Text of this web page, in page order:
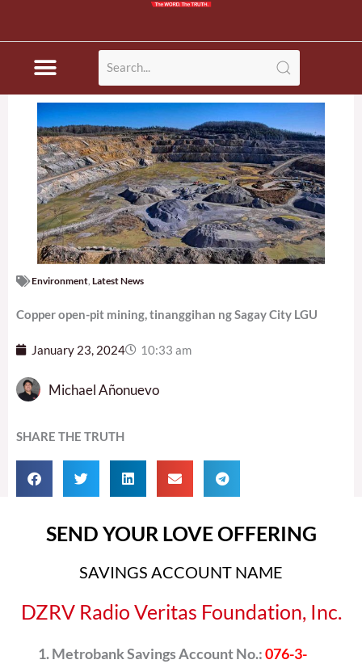
Environment Latest News
Copper open-pit mining, tinanggihan ng Sagay City LGU
January 23, 2024 10:33 am
Michael Añonuevo
SHARE THE TRUTH
SEND YOUR LOVE OFFERING
SAVINGS ACCOUNT NAME
DZRV Radio Veritas Foundation, Inc.
Metrobank Savings Account No.:076-3-